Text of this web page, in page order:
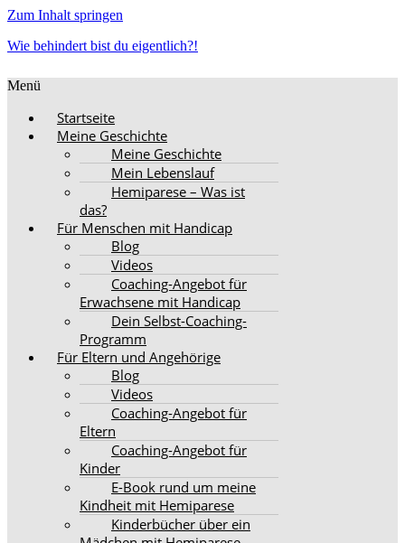
Zum Inhalt springen
Wie behindert bist du eigentlich?!
Menü
Startseite
Meine Geschichte
Meine Geschichte
Mein Lebenslauf
Hemiparese – Was ist
das?
Für Menschen mit Handicap
Blog
Videos
Coaching-Angebot für
Erwachsene mit Handicap
Dein Selbst-Coaching-
Programm
Für Eltern und Angehörige
Blog
Videos
Coaching-Angebot für
Eltern
Coaching-Angebot für
Kinder
E-Book rund um meine
Kindheit mit Hemiparese
Kinderbücher über ein